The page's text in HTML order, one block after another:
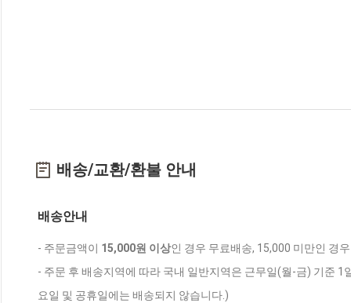
배송/교환/환불 안내
배송안내
- 주문금액이 15,000원 이상인 경우 무료배송, 15,000 미만인 경
- 주문 후 배송지역에 따라 국내 일반지역은 근무일(월-금) 기준
요일 및 공휴일에는 배송되지 않습니다.)